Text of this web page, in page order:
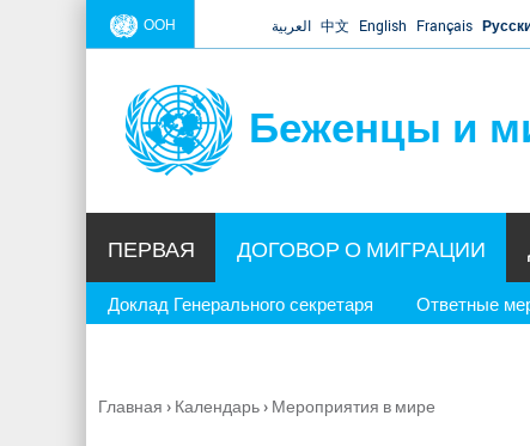
ООН العربية 中文 English Français
Беженцы и
ПЕРВАЯ ДОГОВОР О МИГРАЦИИ
Доклад Генерального секретаря Ответные
Вы
Главная › Календарь› Мероприятия в мире